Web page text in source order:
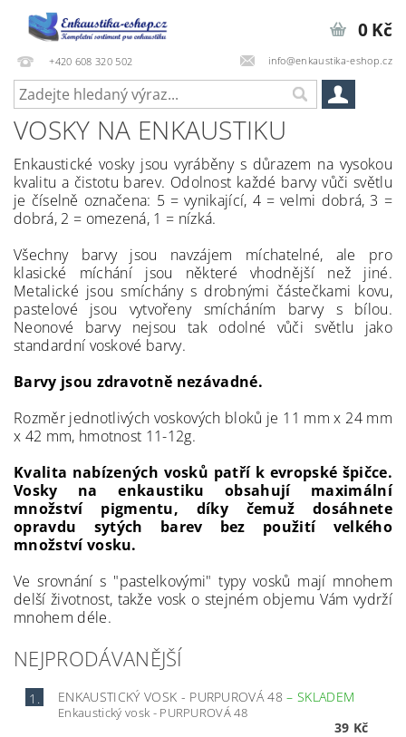
+420 608 320 502 info@enkaustika-eshop.cz
0 Kč
VOSKY NA ENKAUSTIKU
Enkaustické vosky jsou vyráběny s důrazem na vysokou
kvalitu a čistotu barev. Odolnost každé barvy vůči světlu
je číselně označena: 5 = vynikající, 4 = velmi dobrá, 3 =
dobrá, 2 = omezená, 1 = nízká.
Všechny barvy jsou navzájem míchatelné, ale pro
klasické míchání jsou některé vhodnější než jiné.
Metalické jsou smíchány s drobnými částečkami kovu,
pastelové jsou vytvořeny smícháním barvy s bílou.
Neonové barvy nejsou tak odolné vůči světlu jako
standardní voskové barvy.
Barvy jsou zdravotně nezávadné.
Rozměr jednotlivých voskových bloků je 11 mm x 24 mm
x 42 mm, hmotnost 11-12g.
Kvalita nabízených vosků patří k evropské špičce.
Vosky na enkaustiku obsahují maximální
množství pigmentu, díky čemuž dosáhnete
opravdu sytých barev bez použití velkého
množství vosku.
Ve srovnání s "pastelkovými" typy vosků mají mnohem
delší životnost, takže vosk o stejném objemu Vám vydrží
mnohem déle.
NEJPRODÁVANĚJŠÍ
1. ENKAUSTICKÝ VOSK - PURPUROVÁ 48–SKLADEM
Enkaustický vosk - PURPUROVÁ 48
39 Kč